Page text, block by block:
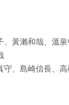
、黃瀨和哉、溫
守、島崎信長、